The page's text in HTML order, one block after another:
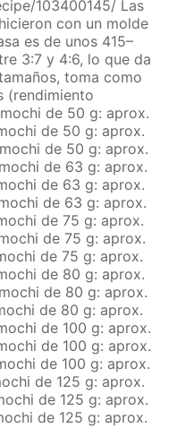
103400145/ Las
con un molde
es de unos 415–
3:7 y 4:6, lo que da
toma como
(rendimiento
de 50 g: aprox.
de 50 g: aprox.
de 50 g: aprox.
de 63 g: aprox.
de 63 g: aprox.
de 63 g: aprox.
de 75 g: aprox.
de 75 g: aprox.
de 75 g: aprox.
de 80 g: aprox.
de 80 g: aprox.
de 80 g: aprox.
de 100 g: aprox.
de 100 g: aprox.
de 100 g: aprox.
de 125 g: aprox.
de 125 g: aprox.
de 125 g: aprox.